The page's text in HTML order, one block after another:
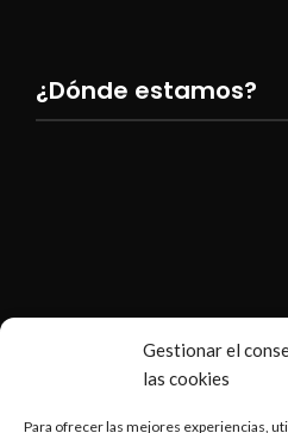
Gestionar el
las cookies
Para ofrecer las mejores experiencias,
¿Dónde estamos?